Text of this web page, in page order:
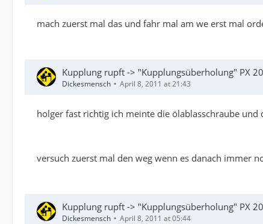
mach zuerst mal das und fahr mal am we erst mal
Kupplung rupft -> "Kupplungsüberholung" PX
Dickesmensch April 8, 2011 at 21:43
holger fast richtig ich meinte die ölablasschraube
versuch zuerst mal den weg wenn es danach immer
Kupplung rupft -> "Kupplungsüberholung" PX
Dickesmensch April 8, 2011 at 05:44